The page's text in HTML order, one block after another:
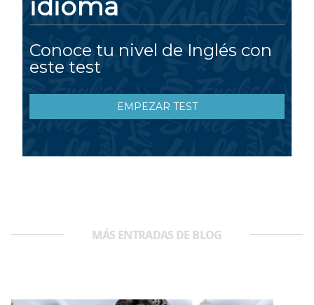
MÁS ENTRADAS DE BLOG